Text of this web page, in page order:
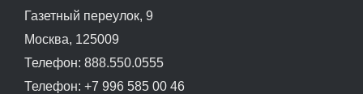
Газетный переулок, 9
Москва, 125009
Телефон: 888.550.0555
Телефон: +7 996 585 00 46